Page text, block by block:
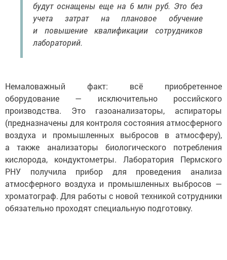
будут оснащены еще на 6 млн руб. Это без
учета затрат на плановое обучение
и повышение квалификации сотрудников
лабораторий.
Немаловажный факт: всё приобретенное
оборудование — исключительно российского
производства. Это газоанализаторы, аспираторы
(предназначены для контроля состояния атмосферного
воздуха и промышленных выбросов в атмосферу),
а также анализаторы биологического потребления
кислорода, кондуктометры. Лаборатория Пермского
РНУ получила прибор для проведения анализа
атмосферного воздуха и промышленных выбросов —
хроматограф. Для работы с новой техникой сотрудники
обязательно проходят специальную подготовку.